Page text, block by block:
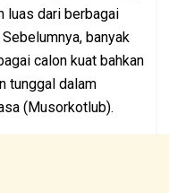
luas dari berbagai
banyak
calon kuat bahkan
tunggal dalam
(Musorkotlub).